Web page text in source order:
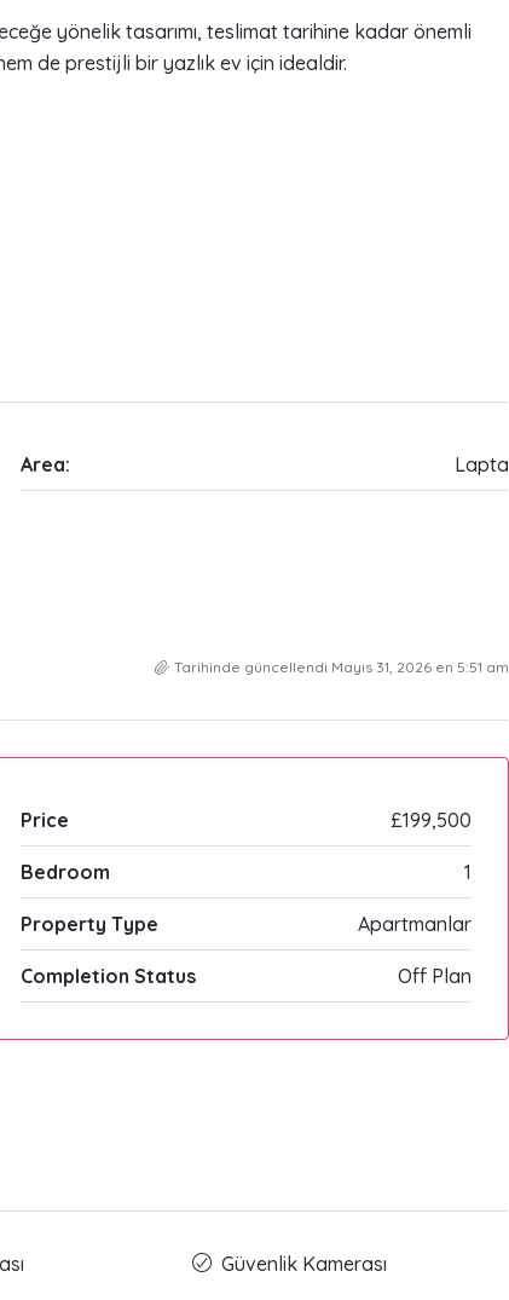
yönelik tasarımı, teslimat tarihine kadar önemli
de prestijli bir yazlık ev için idealdir.
Area: Lapta
Tarihinde güncellendi Mayıs 31, 2026 en 5:51 am
Price £199,500
Bedroom 1
Property Type Apartmanlar
Completion Status Off Plan
Güvenlik Kamerası